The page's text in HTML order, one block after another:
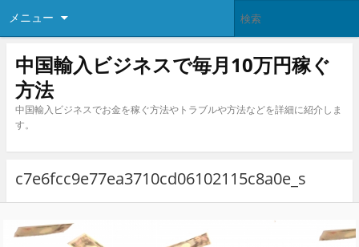
メニュー
中国輸入ビジネスで毎月10万円稼ぐ
方法
中国輸入ビジネスでお金を稼ぐ方法やトラブルや方法などを詳細に紹介しま
す。
c7e6fcc9e77ea3710cd06102115c8a0e_s